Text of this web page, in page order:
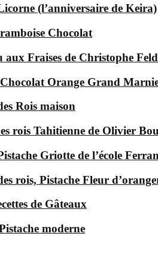
(l’anniversaire de Keira)
Chocolat
aux Fraises de Christophe
Orange Grand
Rois maison
rois Tahitienne de Olivier
Griotte de l’école
rois, Pistache Fleur
de Gâteaux
moderne